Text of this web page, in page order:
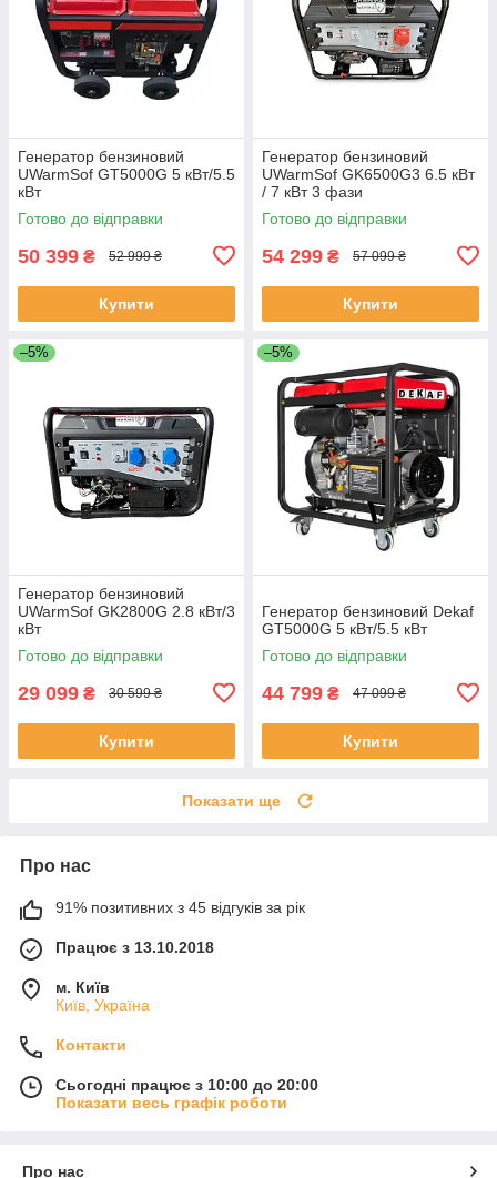
Генератор бензиновий
UWarmSof GT5000G 5 кВт/5.5
кВт
Готово до відправки
50 399 ₴ 52 999 ₴
Купити
Генератор бензиновий
UWarmSof GK6500G3 6.5 кВт
/ 7 кВт 3 фази
Готово до відправки
54 299 ₴ 57 099 ₴
Купити
–5%
Генератор бензиновий
UWarmSof GK2800G 2.8 кВт/3
кВт
Готово до відправки
29 099 ₴ 30 599 ₴
Купити
–5%
Генератор бензиновий Dekaf
GT5000G 5 кВт/5.5 кВт
Готово до відправки
44 799 ₴ 47 099 ₴
Купити
Показати ще
Про нас
91% позитивних з 45 відгуків за рік
Працює з 13.10.2018
м. Київ
Київ, Україна
Контакти
Сьогодні працює з 10:00 до 20:00
Показати весь графік роботи
Про нас